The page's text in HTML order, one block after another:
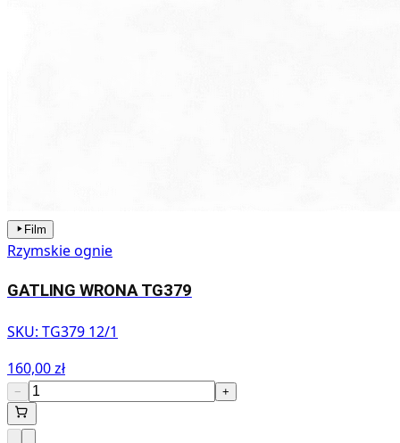
Film
Rzymskie ognie
GATLING WRONA TG379
SKU: TG379 12/1
160,00 zł
− +